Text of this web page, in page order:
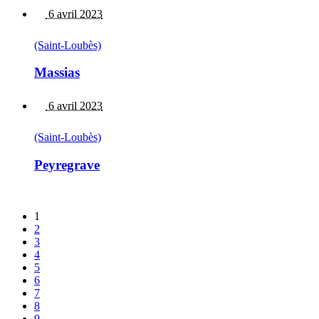
6 avril 2023
(Saint-Loubès)
Massias
6 avril 2023
(Saint-Loubès)
Peyregrave
1
2
3
4
5
6
7
8